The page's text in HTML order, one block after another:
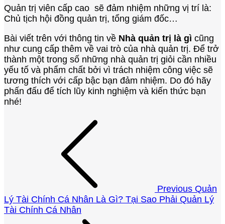
Quản trị viên cấp cao sẽ đảm nhiệm những vị trí là:
Chủ tịch hội đồng quản trị, tổng giám đốc…
Bài viết trên với thông tin về Nhà quản trị là gì cũng
như cung cấp thêm về vai trò của nhà quản trị. Để trở
thành một trong số những nhà quản trị giỏi cần nhiều
yếu tố và phẩm chất bởi vì trách nhiệm công việc sẽ
tương thích với cấp bậc bạn đảm nhiệm. Do đó hãy
phấn đấu để tích lũy kinh nghiệm và kiến thức bạn
nhé!
Previous Quản
Lý Tài Chính Cá Nhân Là Gì? Tại Sao Phải Quản Lý
Tài Chính Cá Nhân